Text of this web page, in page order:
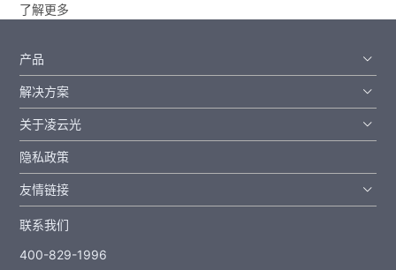
了解更多
产品
解决方案
关于凌云光
隐私政策
友情链接
联系我们
400-829-1996